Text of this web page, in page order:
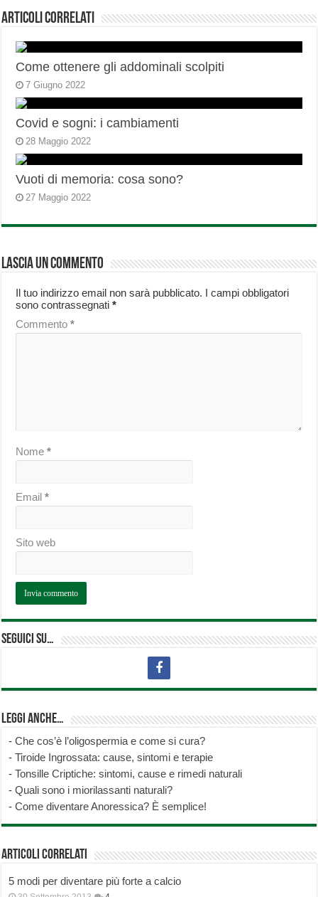
Articoli correlati
Come ottenere gli addominali scolpiti
7 Giugno 2022
Covid e sogni: i cambiamenti
28 Maggio 2022
Vuoti di memoria: cosa sono?
27 Maggio 2022
Lascia un commento
Il tuo indirizzo email non sarà pubblicato. I campi obbligatori
sono contrassegnati*
Commento*
Nome*
Email*
Sito web
Seguici su…
Leggi anche…
-Che cos’è l’oligospermia e come si cura?
-Tiroide Ingrossata: cause, sintomi e terapie
-Tonsille Criptiche: sintomi, cause e rimedi naturali
-Quali sono i miorilassanti naturali?
-Come diventare Anoressica? È semplice!
Articoli correlati
5 modi per diventare più forte a calcio